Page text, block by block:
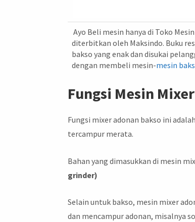
Ayo Beli mesin hanya di Toko
diterbitkan oleh Maksindo. Buku
bakso yang enak dan disukai
dengan membeli mesin-mesin
Fungsi Mesin
Fungsi mixer adonan bakso ini
tercampur merata.
Bahan yang dimasukkan di mesin
grinder)
Selain untuk bakso, mesin mixer
dan mencampur adonan, misalnya